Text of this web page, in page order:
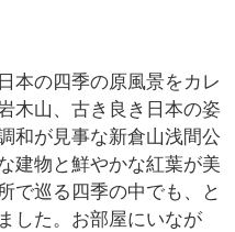
本の四季の原風景をカレ
木山、古き良き日本の姿
和が見事な新倉山浅間公
建物と鮮やかな紅葉が美
で巡る四季の中でも、と
した。お部屋にいなが